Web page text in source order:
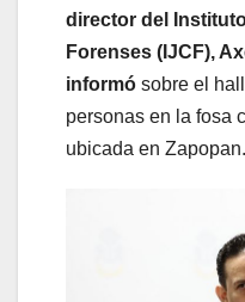
director del
Forenses (IJCF),
informó sobre el
personas en la fosa
ubicada en Zapopan.